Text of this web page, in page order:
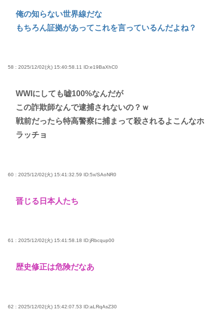
俺の知らない世界線だな
もちろん証拠があってこれを言っているんだよね？
58 : 2025/12/02(火) 15:40:58.11 ID:e19BaXhC0
WWIにしても嘘100%なんだが
この詐欺師なんで逮捕されないの？ｗ
戦前だったら特高警察に捕まって殺されるよこんなホ
ラッチョ
60 : 2025/12/02(火) 15:41:32.59 ID:5x/SAoNR0
晋じる日本人たち
61 : 2025/12/02(火) 15:41:58.18 ID:jRbcqup00
歴史修正は危険だなあ
62 : 2025/12/02(火) 15:42:07.53 ID:aLRqAsZ30